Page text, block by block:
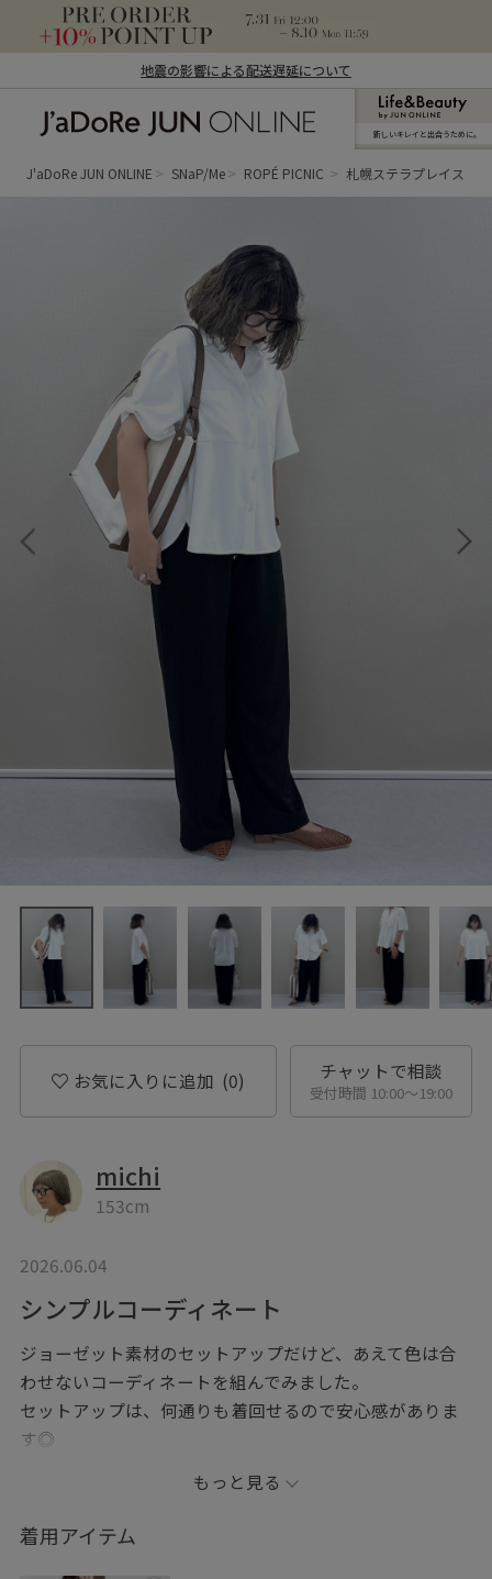
地震の影響による配送遅延について
ン オンライン）
新しいキレイと出合うために。
J'aDoRe JUN ONLINE SNaP/Me ROPÉ PICNIC 札幌ステラプレイス
お気に入りに追加 (0) チャットで相談
受付時間 10:00〜19:00
michi
153cm
2026.06.04
シンプルコーディネート
ジョーゼット素材のセットアップだけど、あえて色は合
わせないコーディネートを組んでみました。
セットアップは、何通りも着回せるので安心感がありま
す◎
手な方も着れちゃいます☺︎
素材が同じだと、まとまりますよ♪
もっと見る
着用アイテム